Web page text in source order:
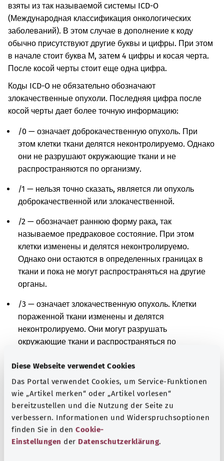
Diese Webseite verwendet Cookies
Das Portal verwendet Cookies, um Service-Funktionen
wie „Artikel merken“ oder „Artikel vorlesen“
bereitzustellen und die Nutzung der Seite zu
verbessern. Informationen und Widerspruchsoptionen
finden Sie in den Cookie-
Einstellungen der Datenschutzerklärung.
взяты из так называемой системы ICD-O
(Международная классификация онкологических
заболеваний). В этом случае в дополнение к коду
обычно присутствуют другие буквы и цифры. При этом
в начале стоит буква М, затем 4 цифры и косая черта.
После косой черты стоит еще одна цифра.
Коды ICD-O не обязательно обозначают
злокачественные опухоли. Последняя цифра после
косой черты дает более точную информацию:
/0 — означает доброкачественную опухоль. При
этом клетки ткани делятся неконтролируемо. Однако
они не разрушают окружающие ткани и не
распространяются по организму.
/1 — нельзя точно сказать, является ли опухоль
доброкачественной или злокачественной.
/2 — обозначает раннюю форму рака, так
называемое предраковое состояние. При этом
клетки изменены и делятся неконтролируемо.
Однако они остаются в определенных границах в
ткани и пока не могут распространяться на другие
органы.
/3 — означает злокачественную опухоль. Клетки
пораженной ткани изменены и делятся
неконтролируемо. Они могут разрушать
окружающие ткани и распространяться по
из первоначального очага распространились в
другие части тела и размножились там.
/9 — означает злокачественную опухоль или
метастазы. Клетки пораженной ткани изменены и
делятся неконтролируемо. Однако нельзя сказать,